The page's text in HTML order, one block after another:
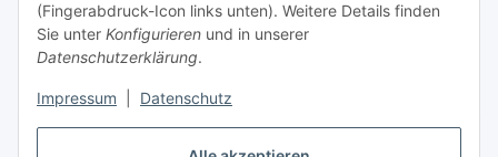
(Fingerabdruck-Icon links unten). Weitere Details finden
Sie unter Konfigurieren und in unserer
Datenschutzerklärung.
Impressum Datenschutz